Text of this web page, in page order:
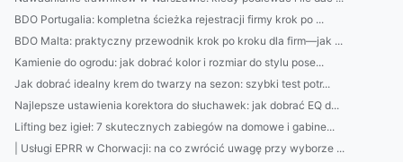
BDO Portugalia: kompletna ścieżka rejestracji firmy krok po ...
BDO Malta: praktyczny przewodnik krok po kroku dla firm—jak ...
Kamienie do ogrodu: jak dobrać kolor i rozmiar do stylu pose...
Jak dobrać idealny krem do twarzy na sezon: szybki test potr...
Najlepsze ustawienia korektora do słuchawek: jak dobrać EQ d...
Lifting bez igieł: 7 skutecznych zabiegów na domowe i gabine...
| Usługi EPRR w Chorwacji: na co zwrócić uwagę przy wyborze ...